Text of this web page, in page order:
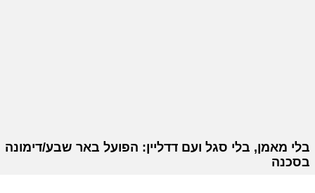
בלי מאמן, בלי סגל ועם דדליין: הפועל באר שבע/דימונה
בסכנה